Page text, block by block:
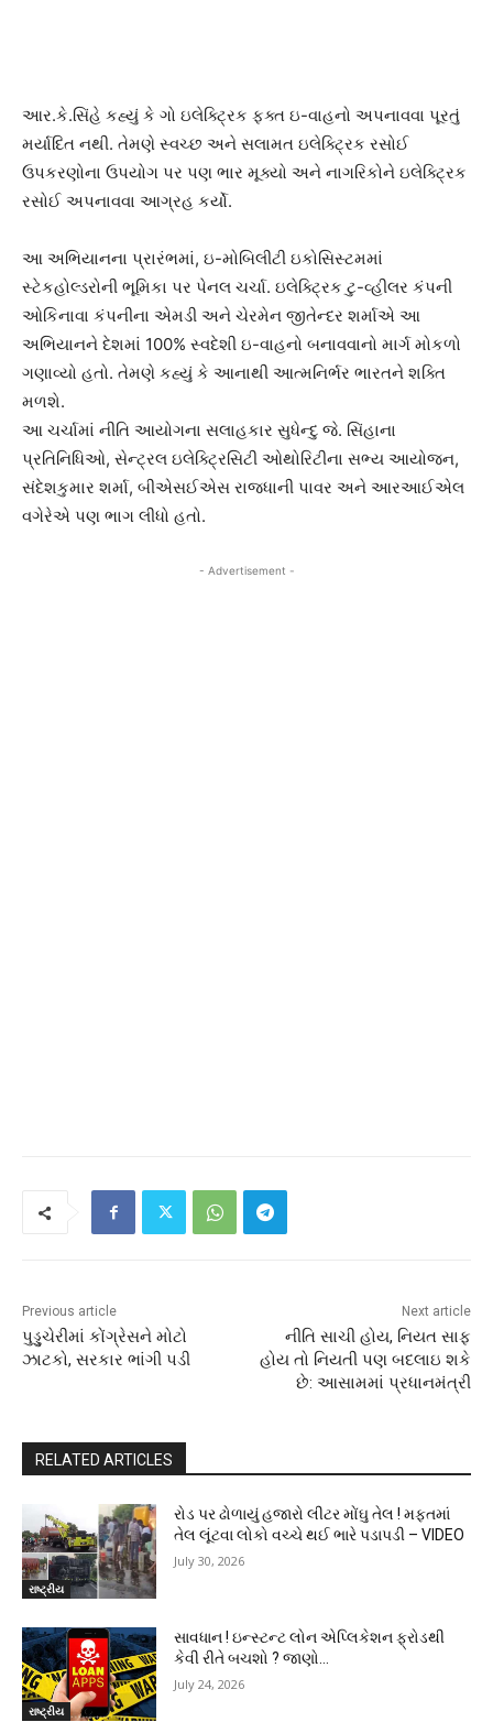
આર.કે.સિંહે કહ્યું કે ગો ઇલેક્ટ્રિક ફક્ત ઇ-વાહનો અપનાવવા પૂરતું
મર્યાદિત નથી. તેમણે સ્વચ્છ અને સલામત ઇલેક્ટ્રિક રસોઈ
ઉપકરણોના ઉપયોગ પર પણ ભાર મૂક્યો અને નાગરિકોને ઇલેક્ટ્રિક
રસોઈ અપનાવવા આગ્રહ કર્યો.
આ અભિયાનના પ્રારંભમાં, ઇ-મોબિલીટી ઇકોસિસ્ટમમાં
સ્ટેકહોલ્ડરોની ભૂમિકા પર પેનલ ચર્ચા. ઇલેક્ટ્રિક ટુ-વ્હીલર કંપની
ઓકિનાવા કંપનીના એમડી અને ચેરમેન જીતેન્દર શર્માએ આ
અભિયાનને દેશમાં 100% સ્વદેશી ઇ-વાહનો બનાવવાનો માર્ગ મોકળો
ગણાવ્યો હતો. તેમણે કહ્યું કે આનાથી આત્મનિર્ભર ભારતને શક્તિ
મળશે.
આ ચર્ચામાં નીતિ આયોગના સલાહકાર સુધેન્દુ જે. સિંહાના
પ્રતિનિધિઓ, સેન્ટ્રલ ઇલેક્ટ્રિસિટી ઓથોરિટીના સભ્ય આયોજન,
સંદેશકુમાર શર્મા, બીએસઈએસ રાજધાની પાવર અને આરઆઈએલ
વગેરેએ પણ ભાગ લીધો હતો.
- Advertisement -
Previous article
પુડ્ડુચેરીમાં કોંગ્રેસને મોટો
ઝાટકો, સરકાર ભાંગી પડી
Next article
નીતિ સાચી હોય, નિયત સાફ
હોય તો નિયતી પણ બદલાઇ શકે
છે: આસામમાં પ્રધાનમંત્રી
RELATED ARTICLES
રાષ્ટ્રીય
રોડ પર ઢોળાયું હજારો લીટર મોંઘુ તેલ ! મફતમાં
તેલ લૂંટવા લોકો વચ્ચે થઈ ભારે પડાપડી – VIDEO
July 30, 2026
રાષ્ટ્રીય
સાવધાન ! ઇન્સ્ટન્ટ લોન એપ્લિકેશન ફ્રોડથી
કેવી રીતે બચશો ? જાણો…
July 24, 2026